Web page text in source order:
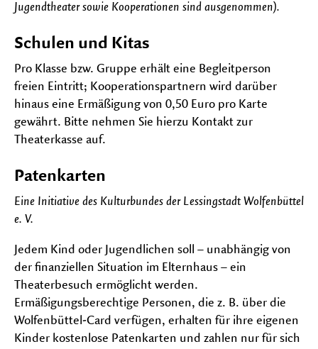
Jugendtheater sowie Kooperationen sind ausgenommen).
Schulen und Kitas
Pro Klasse bzw. Gruppe erhält eine Begleitperson
freien Eintritt; Kooperationspartnern wird darüber
hinaus eine Ermäßigung von 0,50 Euro pro Karte
gewährt. Bitte nehmen Sie hierzu Kontakt zur
Theaterkasse auf.
Patenkarten
Eine Initiative des Kulturbundes der Lessingstadt Wolfenbüttel
e. V.
Jedem Kind oder Jugendlichen soll – unabhängig von
der finanziellen Situation im Elternhaus – ein
Theaterbesuch ermöglicht werden.
Ermäßigungsberechtige Personen, die z. B. über die
Wolfenbüttel-Card verfügen, erhalten für ihre eigenen
Kinder kostenlose Patenkarten und zahlen nur für sich